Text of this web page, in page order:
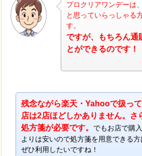
ナビ
プロクリアワンデーは
と思っていらっしゃる
す。
ですが、もちろん通
とができるのです！
残念ながら楽天・Yahooで扱っ
店は2店ほどしかありません。さ
処方箋が必要です。 でもお店で購
よりは安いので処方箋を用意できる方
ぜひ利用したいですね！